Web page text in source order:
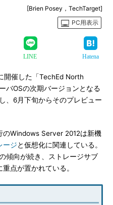
[Brien Posey，TechTarget]
PC用表示
LINE Hatena
催した「TechEd North
バOSの次期バージョンとなる
、6月下旬からそのプレビュー
Windows Server 2012は新機
ージと仮想化に関連している。
傾向が続き、ストレージサブ
点が置かれている。